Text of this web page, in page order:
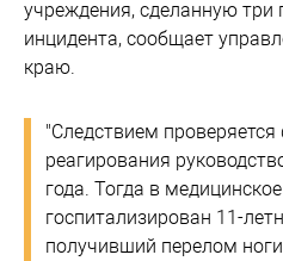
учреждения, сделанную три
инцидента, сообщает
краю.
"Следствием
реагирования
года. Тогда в
госпитализирован 11-
получивший перелом